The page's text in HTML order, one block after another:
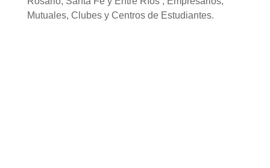
Mutuales, Clubes y Centros de Estudiantes.